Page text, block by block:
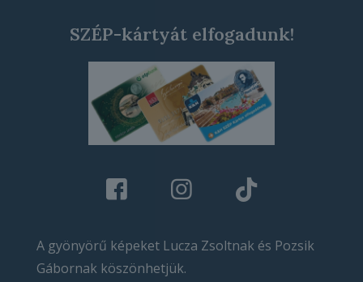
SZÉP-kártyát elfogadunk!
A gyönyörű képeket Lucza Zsoltnak és Pozsik
Gábornak köszönhetjük.